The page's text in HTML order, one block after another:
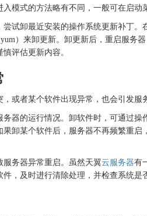
模式的方法略有不同，一般可在启动
试卸最近安装的操作系统更新补丁。
）来卸更新。卸更新后，重启服
评估更新内容。
或者某个软件出现异常，也会引发
器的运行情况。卸软件时，可通过操
卸某个软件后，服务器不再频繁重
服务器异常重启。虽然天翼云服务器有
，及时进行清除处理，并检查系统是